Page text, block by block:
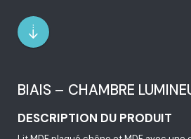
BIAIS – CHAMBRE
DESCRIPTION DU PRODUIT